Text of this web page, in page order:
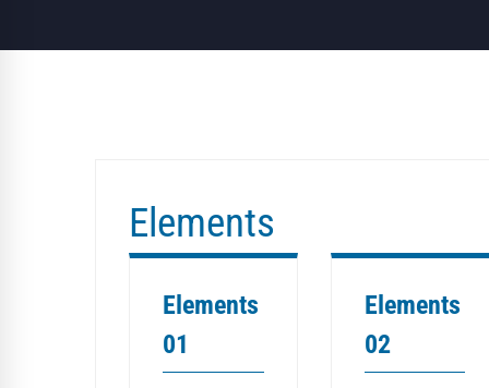
Elements
Elements
01
Elements
02